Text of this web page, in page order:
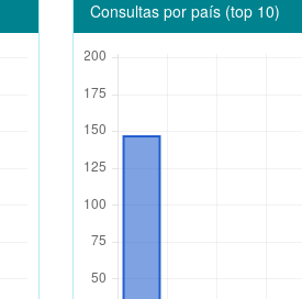
Consultas por país (top 10)